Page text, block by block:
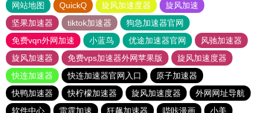
网站地图 QuickQ 旋风加速度器
旋风加速
坚果加速器
tiktok加速器
狗急加速器官网
免费vqn外网加速
小蓝鸟 优途加速器官网
风驰加速器
旋风加速器
免费vps加速器外网苹果版
旋风加速度器
快连加速器
快连加速器官网入口
原子加速器
快鸭加速器
快柠檬加速器 旋风加速度器
外网网址导航
软件中心
雷霆加速 狂飙加速器 哔咔漫画 小美